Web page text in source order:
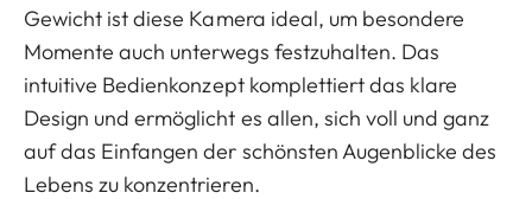
Gewicht ist diese Kamera ideal, um besondere
Momente auch unterwegs festzuhalten. Das
intuitive Bedienkonzept komplettiert das klare
Design und ermöglicht es allen, sich voll und ganz
auf das Einfangen der schönsten Augenblicke des
Lebens zu konzentrieren.